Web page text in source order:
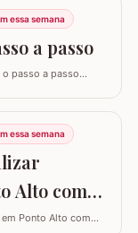
e larguras diferentes
formas fáceis de
vídeo utilizei…
essa semana
a passo
passo a passo
Este guia para
você consiga criar
essa semana
Alto com
Ponto Alto com